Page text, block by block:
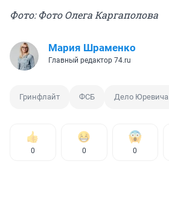
Фото: Фото Олега Каргаполова
Мария Шраменко
Главный редактор 74.ru
Гринфлайт ФСБ Дело Юревича
0 0 0